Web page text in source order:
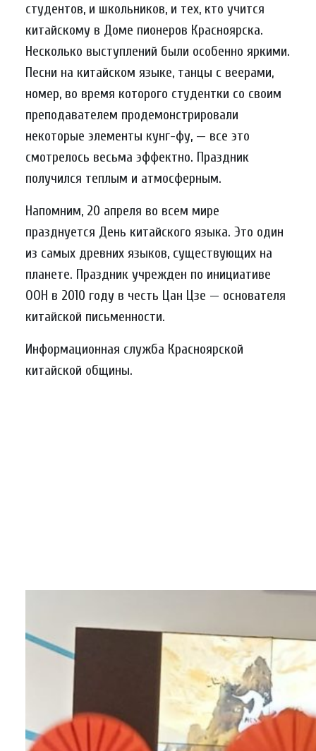
студентов, и школьников, и тех, кто учится
китайскому в Доме пионеров Красноярска.
Несколько выступлений были особенно яркими.
Песни на китайском языке, танцы с веерами,
номер, во время которого студентки со своим
преподавателем продемонстрировали
некоторые элементы кунг-фу, — все это
смотрелось весьма эффектно. Праздник
получился теплым и атмосферным.
Напомним, 20 апреля во всем мире
празднуется День китайского языка. Это один
из самых древних языков, существующих на
планете. Праздник учрежден по инициативе
ООН в 2010 году в честь Цан Цзе — основателя
китайской письменности.
Информационная служба Красноярской
китайской общины.